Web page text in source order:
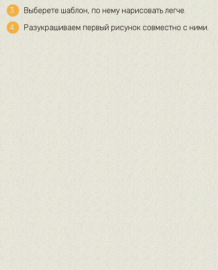
Выберете шаблон, по нему нарисовать легче.
Разукрашиваем первый рисунок совместно с ними.